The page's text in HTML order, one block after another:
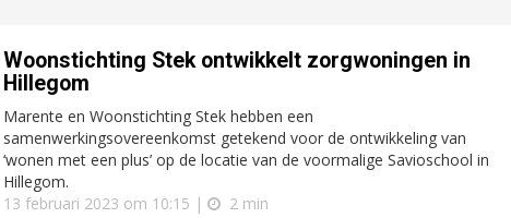
Woonstichting Stek ontwikkelt zorgwoningen in
Hillegom
Marente en Woonstichting Stek hebben een
samenwerkingsovereenkomst getekend voor de ontwikkeling van
‘wonen met een plus’ op de locatie van de voormalige Savioschool in
Hillegom.
13 februari 2023 om 10:15 |
2 min